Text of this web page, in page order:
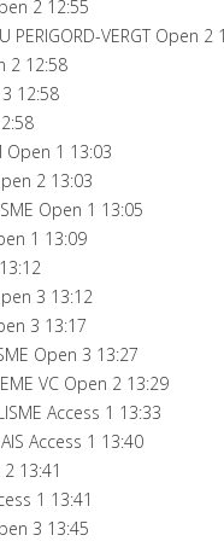
2 12:55
PERIGORD-VERGT Open 2
2 12:58
3 12:58
Open 1 13:03
2 13:03
Open 1 13:05
1 13:09
3 13:12
3 13:17
Open 3 13:27
VC Open 2 13:29
Access 1 13:33
Access 1 13:40
13:41
1 13:41
3 13:45